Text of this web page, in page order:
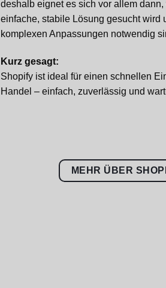
deshalb eignet es sich vor allem
einfache, stabile Lösung gesucht wird
komplexen Anpassungen notwendig
Kurz gesagt:
Shopify ist ideal für einen schnellen
Handel – einfach, zuverlässig und
MEHR ÜBER